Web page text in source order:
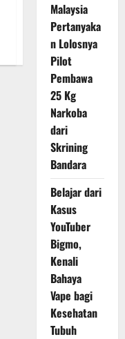
Malaysia
Pertanyaka
n Lolosnya
Pilot
Pembawa
25 Kg
Narkoba
dari
Skrining
Bandara
Belajar dari
Kasus
YouTuber
Bigmo,
Kenali
Bahaya
Vape bagi
Kesehatan
Tubuh